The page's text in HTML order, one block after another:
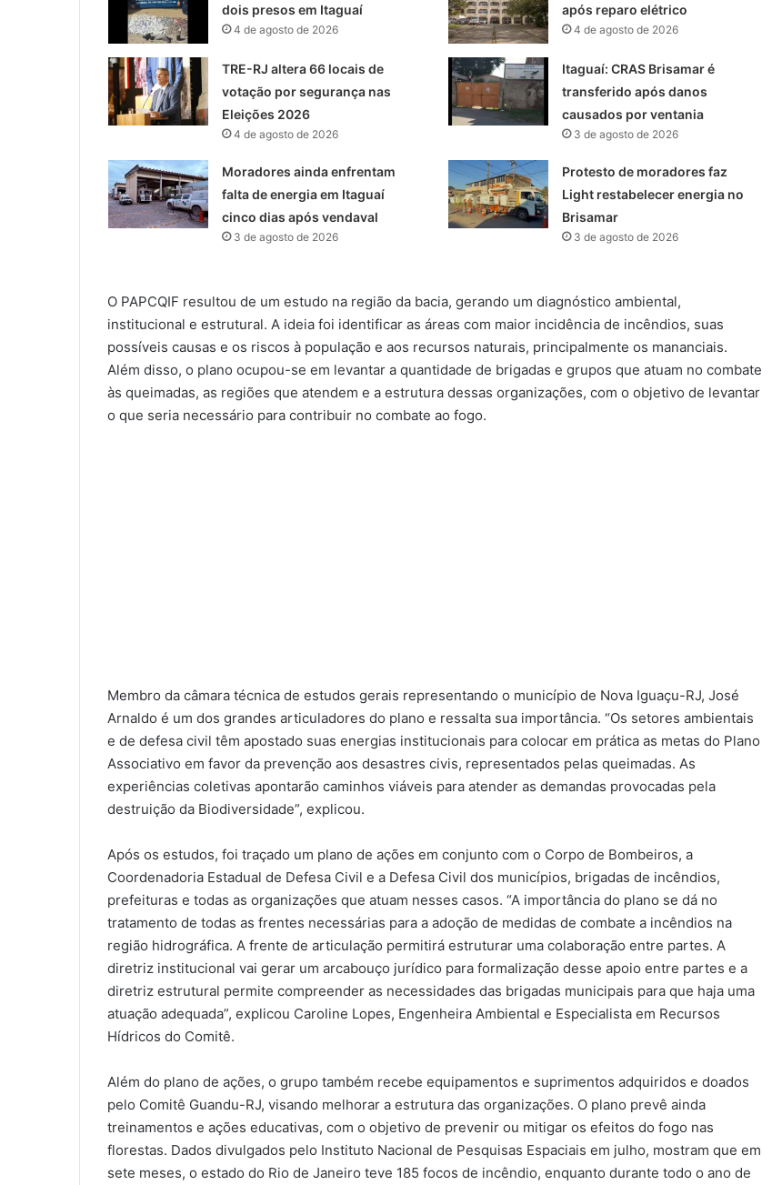
dois presos em Itaguaí
4 de agosto de 2026
após reparo elétrico
4 de agosto de 2026
TRE-RJ altera 66 locais de
votação por segurança nas
Eleições 2026
4 de agosto de 2026
Itaguaí: CRAS Brisamar é
transferido após danos
causados por ventania
3 de agosto de 2026
Moradores ainda enfrentam
falta de energia em Itaguaí
cinco dias após vendaval
3 de agosto de 2026
Protesto de moradores faz
Light restabelecer energia no
Brisamar
3 de agosto de 2026
O PAPCQIF resultou de um estudo na região da bacia, gerando um diagnóstico ambiental,
institucional e estrutural. A ideia foi identificar as áreas com maior incidência de incêndios, suas
possíveis causas e os riscos à população e aos recursos naturais, principalmente os mananciais.
Além disso, o plano ocupou-se em levantar a quantidade de brigadas e grupos que atuam no combate
às queimadas, as regiões que atendem e a estrutura dessas organizações, com o objetivo de levantar
o que seria necessário para contribuir no combate ao fogo.
Membro da câmara técnica de estudos gerais representando o município de Nova Iguaçu-RJ, José
Arnaldo é um dos grandes articuladores do plano e ressalta sua importância. “Os setores ambientais
e de defesa civil têm apostado suas energias institucionais para colocar em prática as metas do Plano
Associativo em favor da prevenção aos desastres civis, representados pelas queimadas. As
experiências coletivas apontarão caminhos viáveis para atender as demandas provocadas pela
destruição da Biodiversidade”, explicou.
Após os estudos, foi traçado um plano de ações em conjunto com o Corpo de Bombeiros, a
Coordenadoria Estadual de Defesa Civil e a Defesa Civil dos municípios, brigadas de incêndios,
prefeituras e todas as organizações que atuam nesses casos. “A importância do plano se dá no
tratamento de todas as frentes necessárias para a adoção de medidas de combate a incêndios na
região hidrográfica. A frente de articulação permitirá estruturar uma colaboração entre partes. A
diretriz institucional vai gerar um arcabouço jurídico para formalização desse apoio entre partes e a
diretriz estrutural permite compreender as necessidades das brigadas municipais para que haja uma
atuação adequada”, explicou Caroline Lopes, Engenheira Ambiental e Especialista em Recursos
Hídricos do Comitê.
Além do plano de ações, o grupo também recebe equipamentos e suprimentos adquiridos e doados
pelo Comitê Guandu-RJ, visando melhorar a estrutura das organizações. O plano prevê ainda
treinamentos e ações educativas, com o objetivo de prevenir ou mitigar os efeitos do fogo nas
florestas. Dados divulgados pelo Instituto Nacional de Pesquisas Espaciais em julho, mostram que em
sete meses, o estado do Rio de Janeiro teve 185 focos de incêndio, enquanto durante todo o ano de